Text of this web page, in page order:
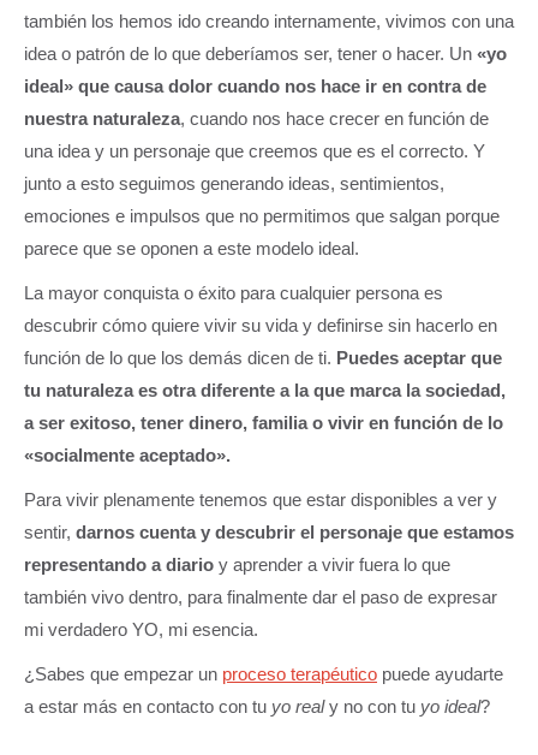
también los hemos ido creando internamente, vivimos con una
idea o patrón de lo que deberíamos ser, tener o hacer. Un «yo
ideal» que causa dolor cuando nos hace ir en contra de
nuestra naturaleza, cuando nos hace crecer en función de
una idea y un personaje que creemos que es el correcto. Y
junto a esto seguimos generando ideas, sentimientos,
emociones e impulsos que no permitimos que salgan porque
parece que se oponen a este modelo ideal.
La mayor conquista o éxito para cualquier persona es
descubrir cómo quiere vivir su vida y definirse sin hacerlo en
función de lo que los demás dicen de ti. Puedes aceptar que
tu naturaleza es otra diferente a la que marca la sociedad,
a ser exitoso, tener dinero, familia o vivir en función de lo
«socialmente aceptado».
Para vivir plenamente tenemos que estar disponibles a ver y
sentir, darnos cuenta y descubrir el personaje que estamos
representando a diario y aprender a vivir fuera lo que
también vivo dentro, para finalmente dar el paso de expresar
mi verdadero YO, mi esencia.
¿Sabes que empezar un proceso terapéutico puede ayudarte
a estar más en contacto con tu yo realy no con tu yo ideal?